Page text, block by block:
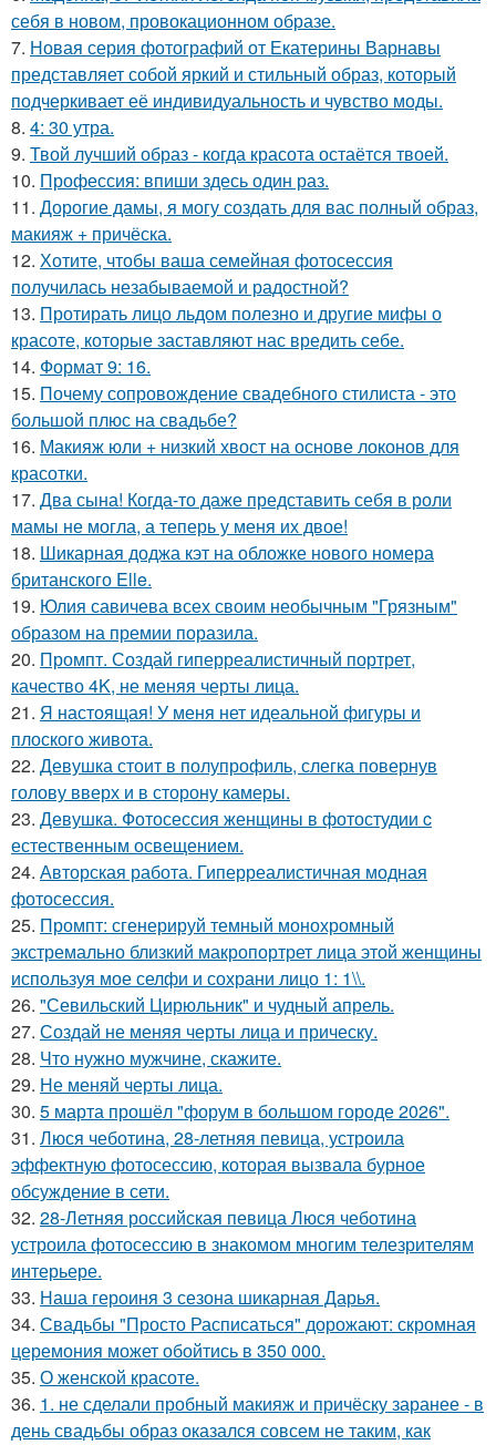
себя в новом, провокационном образе.
7. Новая серия фотографий от Екатерины Варнавы
представляет собой яркий и стильный образ, который
подчеркивает её индивидуальность и чувство моды.
8. 4: 30 утра.
9. Твой лучший образ - когда красота остаётся твоей.
10. Профессия: впиши здесь один раз.
11. Дорогие дамы, я могу создать для вас полный образ,
макияж + причёска.
12. Хотите, чтобы ваша семейная фотосессия
получилась незабываемой и радостной?
13. Протирать лицо льдом полезно и другие мифы о
красоте, которые заставляют нас вредить себе.
14. Формат 9: 16.
15. Почему сопровождение свадебного стилиста - это
большой плюс на свадьбе?
16. Макияж юли + низкий хвост на основе локонов для
красотки.
17. Два сына! Когда-то даже представить себя в роли
мамы не могла, а теперь у меня их двое!
18. Шикарная доджа кэт на обложке нового номера
британского Elle.
19. Юлия савичева всех своим необычным "Грязным"
образом на премии поразила.
20. Промпт. Создай гиперреалистичный портрет,
качество 4K, не меняя черты лица.
21. Я настоящая! У меня нет идеальной фигуры и
плоского живота.
22. Девушка стоит в полупрофиль, слегка повернув
голову вверх и в сторону камеры.
23. Девушка. Фотосессия женщины в фотостудии c
естественным освещением.
24. Авторская работа. Гиперреалистичная модная
фотосессия.
25. Промпт: сгенерируй темный монохромный
экстремально близкий макропортрет лица этой женщины
используя мое селфи и сохрани лицо 1: 1\\.
26. "Севильский Цирюльник" и чудный апрель.
27. Создай не меняя черты лица и прическу.
28. Что нужно мужчине, скажите.
29. Не меняй черты лица.
30. 5 марта прошёл "форум в большом городе 2026".
31. Люся чеботина, 28-летняя певица, устроила
эффектную фотосессию, которая вызвала бурное
обсуждение в сети.
32. 28-Летняя российская певица Люся чеботина
устроила фотосессию в знакомом многим телезрителям
интерьере.
33. Наша героиня 3 сезона шикарная Дарья.
34. Свадьбы "Просто Расписаться" дорожают: скромная
церемония может обойтись в 350 000.
35. О женской красоте.
36. 1. не сделали пробный макияж и причёску заранее - в
день свадьбы образ оказался совсем не таким, как